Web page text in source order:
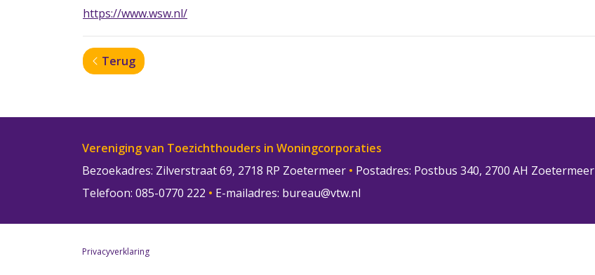
https://www.wsw.nl/
Terug
Vereniging van Toezichthouders in Woningcorporaties
Bezoekadres: Zilverstraat 69, 2718 RP Zoetermeer • Postadres: Postbus 340, 2700 AH Zoetermeer
Telefoon: 085-0770 222 • E-mailadres: bureau@vtw.nl
Privacyverklaring